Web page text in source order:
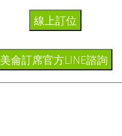
線上訂位
美侖訂席官方LINE諮詢